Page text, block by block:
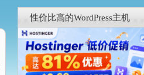
性价比高的WordPress主机